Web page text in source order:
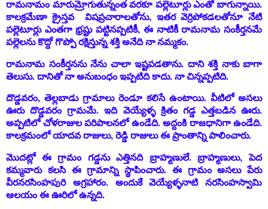
రామనామం మారుమ్రోగుతున్నంత వరకూ పల్లెటూర్లు ఎంతో బాగున్నాయి.
కాలక్రమేణా క్రైస్తవ విషప్రచారాలతోను, ఇతర వెర్రిపోకడలతోనూ నేటి
పల్లెటూర్లు ఎంతగా భ్రష్టు పట్టినప్పటికీ, ఈ నాటికీ రామనామ సంకీర్తనమే
పల్లెలను కొద్దో గొప్పో రక్షిస్తున్న శక్తి అనేది నా నమ్మకం.
రామనామ సంకీర్తనను నేను చాలా ఇష్టపడతాను. దాని శక్తి నాకు బాగా
తెలుసు. దానితో నా అనుబంధం ఇప్పటిది కాదు. నా చిన్నప్పటిది.
దొడ్డవరం, తెల్లబాడు గ్రామాలు రెండూ కలిసే ఉంటాయి. వీటిలో అసలు
ఊరు దొడ్డవరం గ్రామమే. ఇది వెయ్యేళ్ళ క్రితం గడ్డ ఎత్తబడిన ఊరు.
అప్పటిలో చోళరాజుల పరిపాలనలో ఉండేది. అద్దంకి రాజధానిగా ఉండేది.
కాలక్రమంలో యాదవ రాజులు, రెడ్డి రాజులు ఈ ప్రాంతాన్ని పాలించారు.
మొదట్లో ఈ గ్రామం గడ్డను ఎత్తినది బ్రాహ్మణులే. బ్రాహ్మణులు, పెద
కమ్మవారు కలసి ఈ గ్రామాన్ని స్థాపించారు. ఈ గ్రామం అసలు పేరు
వీరనరసింహపురి అగ్రహారం. అందుకే వెయ్యేళ్ళనాటి నరసింహస్వామి
ఆలయం ఈ ఊరిలో ఉన్నది.